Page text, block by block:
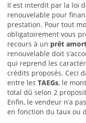
Il est interdit par la loi
renouvelable pour
prestation. Pour tout
obligatoirement vous
recours à un prêt
renouvelable doit
qui reprend les
crédits proposés. Ceci
entre les TAEGs, le
total dû selon 2
Enfin, le vendeur n’a
en fonction du taux ou